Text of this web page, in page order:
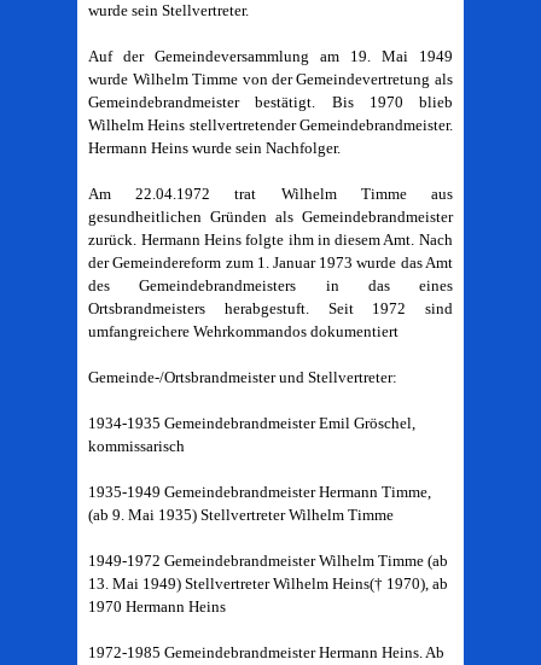
wurde sein Stellvertreter.
Auf der Gemeindeversammlung am 19. Mai 1949
wurde Wilhelm Timme von der Gemeindevertretung als
Gemeindebrandmeister bestätigt. Bis 1970 blieb
Wilhelm Heins stellvertretender Gemeindebrandmeister.
Hermann Heins wurde sein Nachfolger.
Am 22.04.1972 trat Wilhelm Timme aus
gesundheitlichen Gründen als Gemeindebrandmeister
zurück. Hermann Heins folgte ihm in diesem Amt. Nach
der Gemeindereform zum 1. Januar 1973 wurde das Amt
des Gemeindebrandmeisters in das eines
Ortsbrandmeisters herabgestuft. Seit 1972 sind
umfangreichere Wehrkommandos dokumentiert
Gemeinde-/Ortsbrandmeister und Stellvertreter:
1934-1935 Gemeindebrandmeister Emil Gröschel,
kommissarisch
1935-1949 Gemeindebrandmeister Hermann Timme,
(ab 9. Mai 1935) Stellvertreter Wilhelm Timme
1949-1972 Gemeindebrandmeister Wilhelm Timme (ab
13. Mai 1949) Stellvertreter Wilhelm Heins(† 1970), ab
1970 Hermann Heins
1972-1985 Gemeindebrandmeister Hermann Heins. Ab